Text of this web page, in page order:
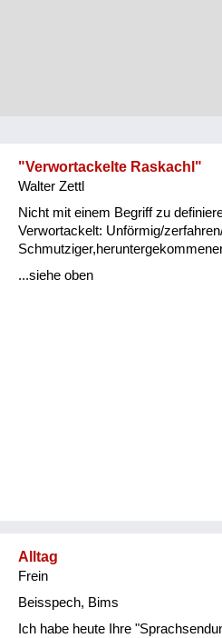
Natur
"Verwortackelte Raskachl"
Walter Zettl
Nicht mit einem Begriff zu
Verwortackelt: Unförmig/
...siehe oben
Alltag
Frein
Beisspech, Bims
Ich habe heute Ihre